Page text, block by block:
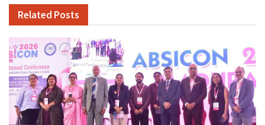
Related Posts